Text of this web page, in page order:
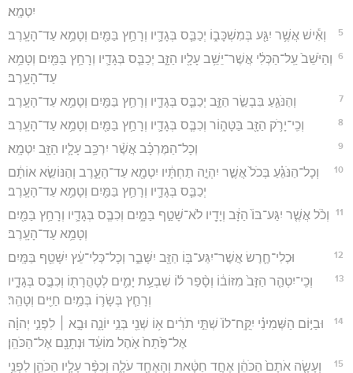
יִטְמָֽא׃
5 וְאִ֕ישׁ אֲשֶׁ֥ר יִגַּ֖ע בְּמִשְׁכָּב֑וֹ יְכַבֵּ֧ס בְּגָדָ֛יו וְרָחַ֥ץ בַּמַּ֖יִם וְטָמֵ֥א עַד־הָעָֽרֶב׃
6
וְהַיֹּשֵׁב֙ עַֽל־הַכְּלִ֔י אֲשֶׁר־יֵשֵׁ֥ב עָלָ֖יו הַזָּ֑ב יְכַבֵּ֧ס בְּגָדָ֛יו וְרָחַ֥ץ בַּמַּ֖יִם וְטָמֵ֥א
עַד־הָעָֽרֶב׃
7 וְהַנֹּגֵ֖עַ בִּבְשַׂ֣ר הַזָּ֑ב יְכַבֵּ֧ס בְּגָדָ֛יו וְרָחַ֥ץ בַּמַּ֖יִם וְטָמֵ֥א עַד־הָעָֽרֶב׃
8 וְכִֽי־יָרֹ֛ק הַזָּ֖ב בַּטָּה֑וֹר וְכִבֶּ֧ס בְּגָדָ֛יו וְרָחַ֥ץ בַּמַּ֖יִם וְטָמֵ֥א עַד־הָעָֽרֶב׃
9 וְכָל־הַמֶּרְכָּ֗ב אֲשֶׁ֨ר יִרְכַּ֥ב עָלָ֛יו הַזָּ֖ב יִטְמָֽא׃
10
וְכָל־הַנֹּגֵ֗עַ בְּכֹל֙ אֲשֶׁ֣ר יִהְיֶ֣ה תַחְתָּ֔יו יִטְמָ֖א עַד־הָעָ֑רֶב וְהַנּוֹשֵׂ֣א אוֹתָ֔ם
יְכַבֵּ֧ס בְּגָדָ֛יו וְרָחַ֥ץ בַּמַּ֖יִם וְטָמֵ֥א עַד־הָעָֽרֶב׃
11
וְכֹ֨ל אֲשֶׁ֤ר יִגַּע־בּוֹ֙ הַזָּ֔ב וְיָדָ֖יו לֹא־שָׁטַ֣ף בַּמָּ֑יִם וְכִבֶּ֧ס בְּגָדָ֛יו וְרָחַ֥ץ בַּמַּ֖יִם
וְטָמֵ֥א עַד־הָעָֽרֶב׃
12 וּכְלִי־חֶ֛רֶשׂ אֲשֶׁר־יִגַּע־בּ֥וֹ הַזָּ֖ב יִשָּׁבֵ֑ר וְכָל־כְּלִי־עֵ֔ץ יִשָּׁטֵ֖ף בַּמָּֽיִם׃
13
וְכִֽי־יִטְהַ֤ר הַזָּב֙ מִזּוֹב֔וֹ וְסָ֨פַר ל֜וֹ שִׁבְעַ֥ת יָמִ֛ים לְטָהֳרָת֖וֹ וְכִבֶּ֣ס בְּגָדָ֑יו
וְרָחַ֧ץ בְּשָׂר֛וֹ בְּמַ֥יִם חַיִּ֖ים וְטָהֵֽר׃
14
וּבַיּ֣וֹם הַשְּׁמִינִ֗י יִֽקַּֽח־לוֹ֙ שְׁתֵּ֣י תֹרִ֔ים א֥וֹ שְׁנֵ֖י בְּנֵ֣י יוֹנָ֑ה וּבָ֣א ׀ לִפְנֵ֣י יְהוָ֗ה
אֶל־פֶּ֙תַח֙ אֹ֣הֶל מוֹעֵ֔ד וּנְתָנָ֖ם אֶל־הַכֹּהֵֽן׃
15 וְעָשָׂ֤ה אֹתָם֙ הַכֹּהֵ֔ן אֶחָ֣ד חַטָּ֔את וְהָאֶחָ֖ד עֹלָ֑ה וְכִפֶּ֨ר עָלָ֧יו הַכֹּהֵ֛ן לִפְנֵ֥י